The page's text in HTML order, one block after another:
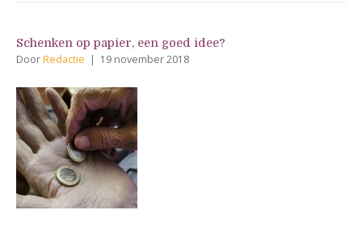
Schenken op papier, een goed idee?
DoorRedactie | 19 november 2018